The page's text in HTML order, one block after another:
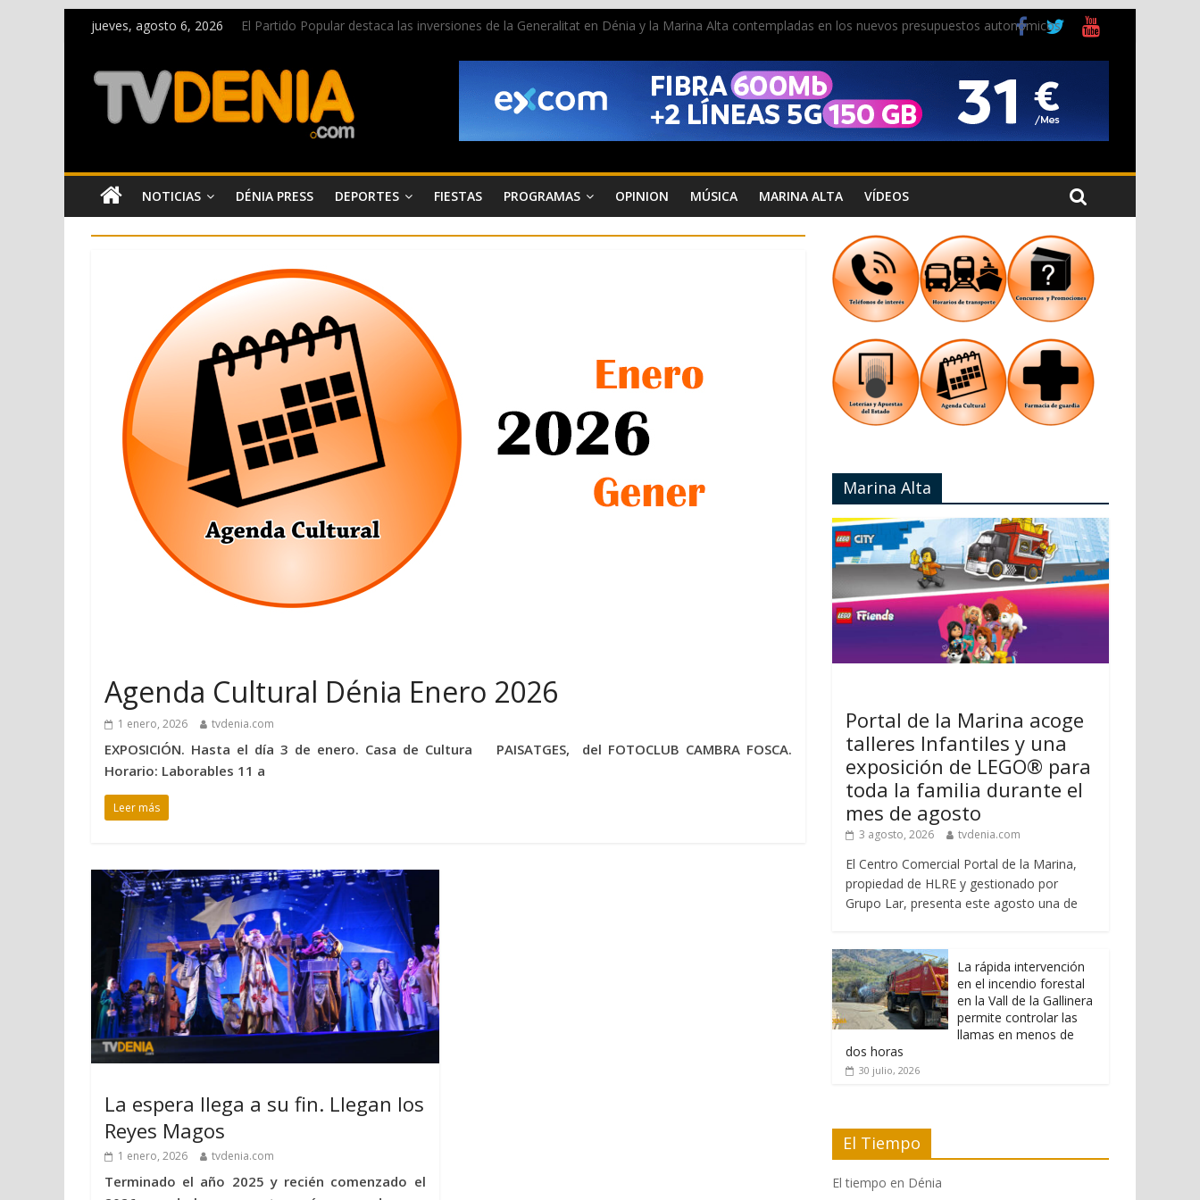
jueves, agosto 6, 2026
El Partido Popular destaca las inversiones de la Generalitat en Dénia y la Marina Alta contempladas en los nuevos presupuestos autonómicos
El XII Festival de Jazz de Dénia reunirá durante agosto a figuras nacionales e internacionales en los Jardins de Torrecremada
Los Moros y Cristianos 2026 reciben las llaves de la ciudad y dan inicio a las fiestas en Dénia
Una nueva campaña anima a la juventud a disfrutar de la fiesta sin alcohol
NOTICIAS DÉNIA PRESS DEPORTES FIESTAS PROGRAMAS OPINION MÚSICA MARINA ALTA VÍDEOS
Agenda Cultural Dénia Enero 2026
1 enero, 2026 tvdenia.com
EXPOSICIÓN. Hasta el día 3 de enero. Casa de Cultura PAISATGES, del FOTOCLUB CAMBRA FOSCA.
Horario: Laborables 11 a
Leer más
La espera llega a su fin. Llegan los
Reyes Magos
1 enero, 2026 tvdenia.com
Terminado el año 2025 y recién comenzado el
Marina Alta
Portal de la Marina acoge
talleres Infantiles y una
exposición de LEGO® para
toda la familia durante el
mes de agosto
3 agosto, 2026 tvdenia.com
El Centro Comercial Portal de la Marina,
propiedad de HLRE y gestionado por
Grupo Lar, presenta este agosto una de
La rápida intervención
en el incendio forestal
en la Vall de la Gallinera
permite controlar las
llamas en menos de
dos horas
30 julio, 2026
El Tiempo
El tiempo en Dénia